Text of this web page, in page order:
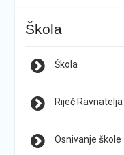
Škola
Škola
Riječ Ravnatelja
Osnivanje škole